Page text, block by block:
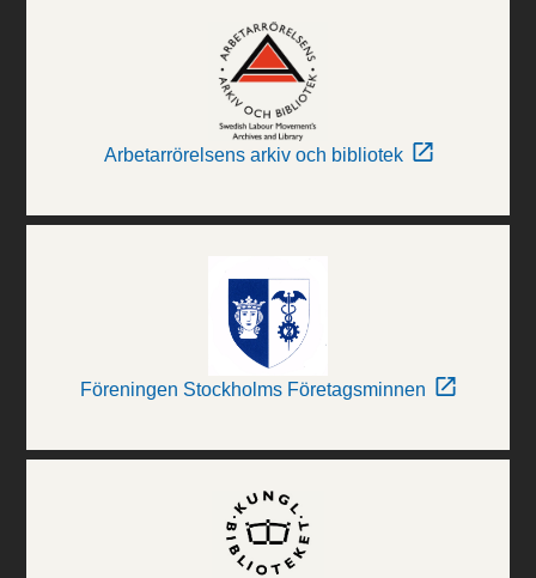
Arbetarrörelsens arkiv och bibliotek
Föreningen Stockholms Företagsminnen